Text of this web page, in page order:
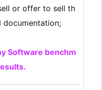
or offer to sell th
documentation;
Software benchm